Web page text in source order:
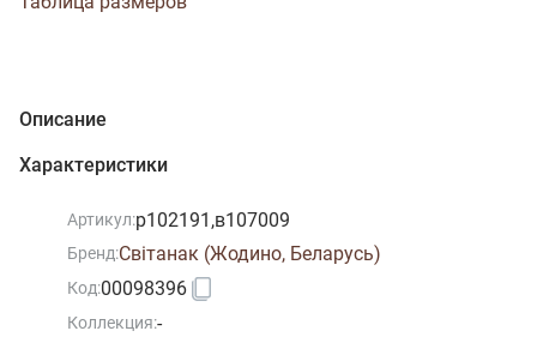
Описание
Характеристики
Артикул:р102191,в107009
Бренд:Свiтанак (Жодино, Беларусь)
Код:00098396
Коллекция:-